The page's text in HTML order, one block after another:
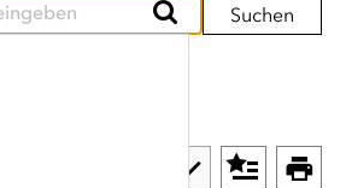
Suchen